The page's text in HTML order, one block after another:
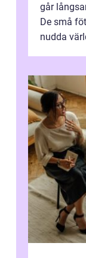
går
De små
nudda